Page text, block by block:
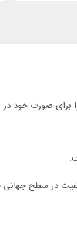
صورت خود در